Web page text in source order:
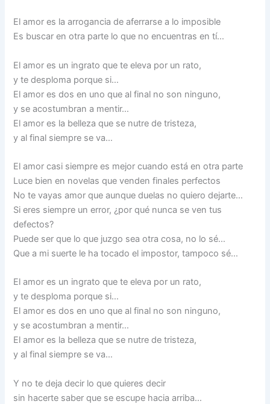
El amor es la arrogancia de aferrarse a lo imposible
Es buscar en otra parte lo que no encuentras en tí…
El amor es un ingrato que te eleva por un rato,
y te desploma porque si…
El amor es dos en uno que al final no son ninguno,
y se acostumbran a mentir…
El amor es la belleza que se nutre de tristeza,
y al final siempre se va…
El amor casi siempre es mejor cuando está en otra parte
Luce bien en novelas que venden finales perfectos
No te vayas amor que aunque duelas no quiero dejarte…
Si eres siempre un error, ¿por qué nunca se ven tus
defectos?
Puede ser que lo que juzgo sea otra cosa, no lo sé…
Que a mi suerte le ha tocado el impostor, tampoco sé…
El amor es un ingrato que te eleva por un rato,
y te desploma porque si…
El amor es dos en uno que al final no son ninguno,
y se acostumbran a mentir…
El amor es la belleza que se nutre de tristeza,
y al final siempre se va…
Y no te deja decir lo que quieres decir
sin hacerte saber que se escupe hacia arriba…